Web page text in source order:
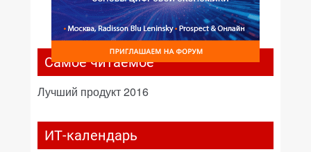
Самое читаемое
Лучший продукт 2016
ИТ-календарь